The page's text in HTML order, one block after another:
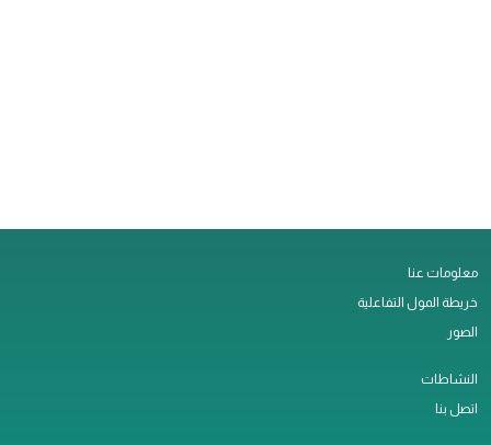
معلومات عنا
خريطة المول التفاعلية
الصور
النشاطات
اتصل بنا